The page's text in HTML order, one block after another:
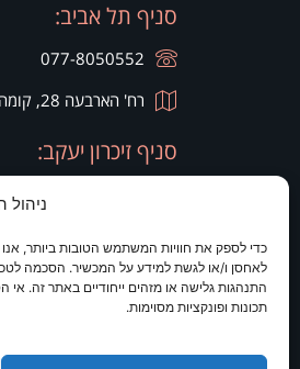
לאחסן ו/או לגשת למידע על המכשיר. הסכמה
התנהגות גלישה או מזהים ייחודיים באתר זה.
תכונות ופונקציות מסוימות.
סניף תל אביב:
077-8050552
רח' הארבעה 28, קומה 20, בניין צפוני חג'ג' גרופ
סניף זיכרון יעקב:
077-8050420
רח' היין 9